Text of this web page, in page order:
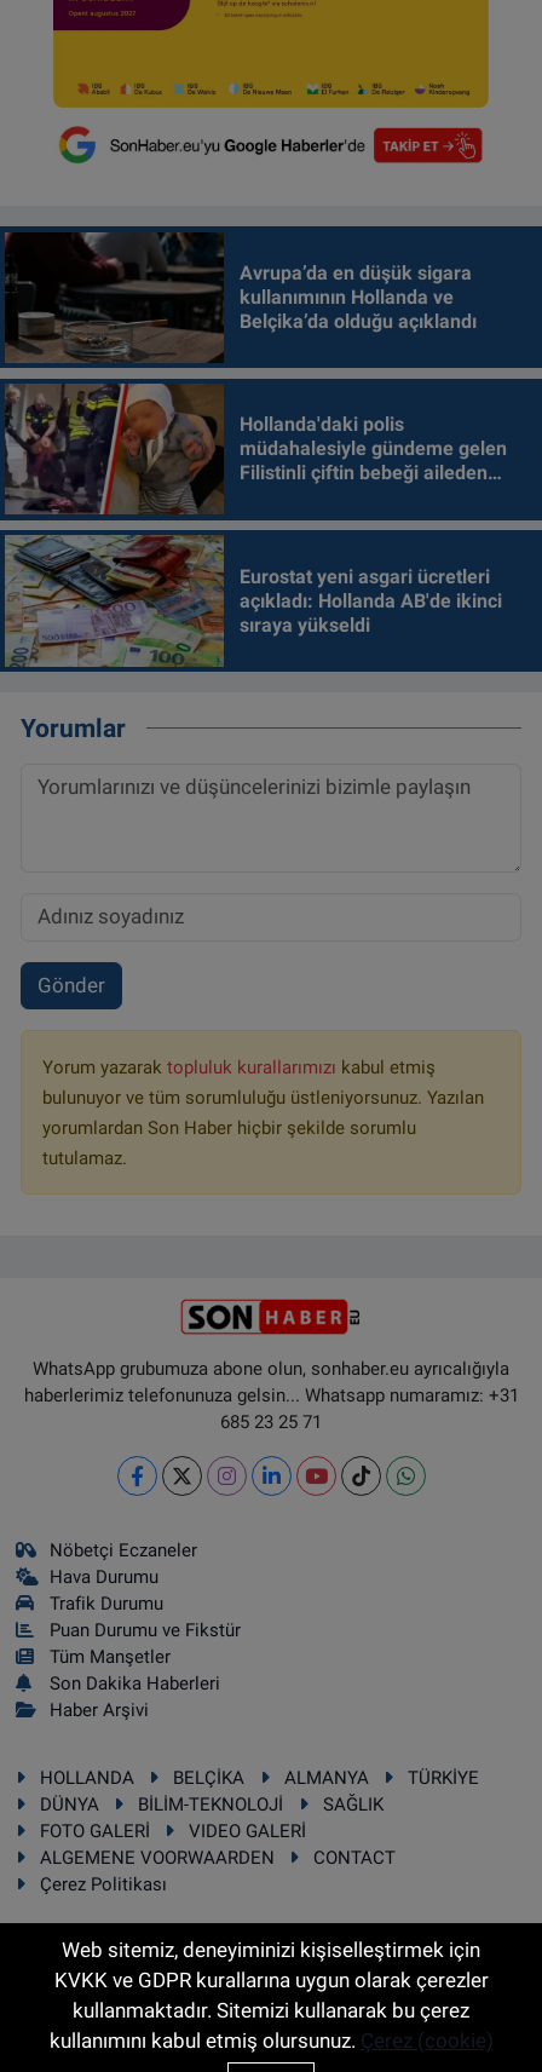
Avrupa’da en düşük sigara
kullanımının Hollanda ve
Belçika’da olduğu açıklandı
Hollanda'daki polis
müdahalesiyle gündeme gelen
Filistinli çiftin bebeği aileden
Eurostat yeni asgari ücretleri
açıkladı: Hollanda AB'de ikinci
sıraya yükseldi
Yorumlar
Gönder
Yorum yazarak topluluk kurallarımızı kabul etmiş
bulunuyor ve tüm sorumluluğu üstleniyorsunuz. Yazılan
yorumlardan Son Haber hiçbir şekilde sorumlu
tutulamaz.
WhatsApp grubumuza abone olun, sonhaber.eu ayrıcalığıyla
haberlerimiz telefonunuza gelsin... Whatsapp numaramız: +31
685 23 25 71
Nöbetçi Eczaneler
Hava Durumu
Trafik Durumu
Puan Durumu ve Fikstür
Tüm Manşetler
Son Dakika Haberleri
Haber Arşivi
HOLLANDA BELÇİKA ALMANYA
TÜRKİYE
DÜNYA
BİLİM-TEKNOLOJİ
SAĞLIK
FOTO GALERİ
VIDEO GALERİ
ALGEMENE VOORWAARDEN
CONTACT
Çerez Politikası
RSS Copyright © 2025 Sonhaber.eu Her hakkı saklıdır.
Web sitemiz, deneyiminizi kişiselleştirmek için
KVKK ve GDPR kurallarına uygun olarak çerezler
kullanmaktadır. Sitemizi kullanarak bu çerez
kullanımını kabul etmiş olursunuz. Çerez (cookie)